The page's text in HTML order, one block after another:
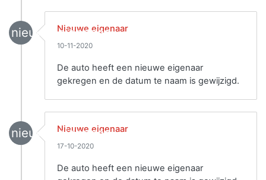
nieuwe_eigenaar
Nieuwe eigenaar
10-11-2020
De auto heeft een nieuwe eigenaar
gekregen en de datum te naam is gewijzigd.
nieuwe_eigenaar
Nieuwe eigenaar
17-10-2020
De auto heeft een nieuwe eigenaar